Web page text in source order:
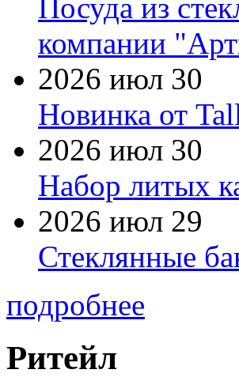
Посуда из
компании
2026 июл 30
Новинка от
2026 июл 30
Набор литых
2026 июл 29
Стеклянные
подробнее
Ритейл